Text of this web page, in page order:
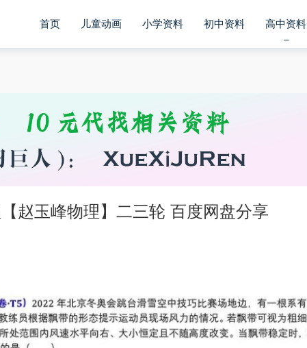
首页 儿童动画 小学资料 初中资料 高中资料
赵玉峰物理】二三轮 百度网盘分享